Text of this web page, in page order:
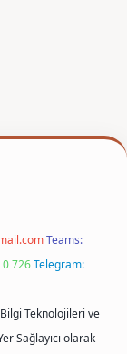
Teams:
726Telegram:
Teknolojileri ve
Sağlayıcı olarak